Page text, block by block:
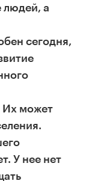
людей, а
сегодня,
Их может
У нее нет